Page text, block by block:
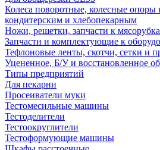
Колеса поворотные, колесные опоры
кондитерским и хлебопекарным
Ножи, решетки, запчасти к
Запчасти и комплектующие к
Тефлоновые ленты, скотчи, сетки и
Уцененное, Б/У и восстановленное
Типы предприятий
Для пекарни
Просеиватели муки
Тестомесильные машины
Тестоделители
Тестоокруглители
Тестоформующие машины